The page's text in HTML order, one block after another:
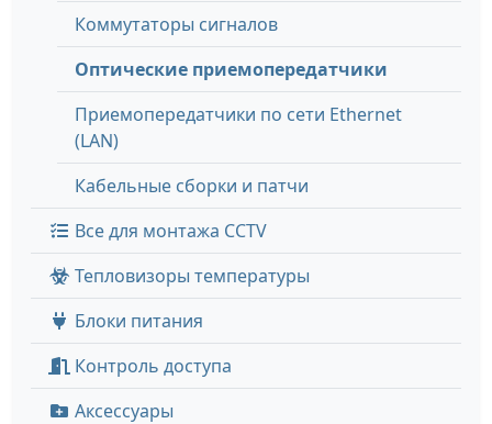
Коммутаторы сигналов
Оптические приемопередатчики
Приемопередатчики по сети Ethernet
(LAN)
Кабельные сборки и патчи
Все для монтажа CCTV
Тепловизоры температуры
Блоки питания
Контроль доступа
Аксессуары